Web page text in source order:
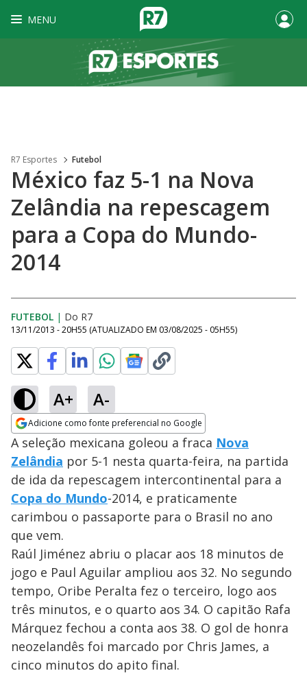
MENU
R7 Esportes Futebol
México faz 5-1 na Nova
Zelândia na repescagem
para a Copa do Mundo-
2014
FUTEBOL | Do R7
13/11/2013 - 20H55 (ATUALIZADO EM 03/08/2025 - 05H55)
A+ A-
Adicione como fonte preferencial no Google
Opens in new window
A seleção mexicana goleou a fraca Nova
Zelândia por 5-1 nesta quarta-feira, na partida
de ida da repescagem intercontinental para a
Copa do Mundo-2014, e praticamente
carimbou o passaporte para o Brasil no ano
que vem.
Raúl Jiménez abriu o placar aos 18 minutos de
jogo e Paul Aguilar ampliou aos 32. No segundo
tempo, Oribe Peralta fez o terceiro, logo aos
três minutos, e o quarto aos 34. O capitão Rafa
Márquez fechou a conta aos 38. O gol de honra
neozelandês foi marcado por Chris James, a
cinco minutos do apito final.